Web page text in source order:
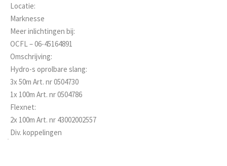
Locatie:
Marknesse
Meer inlichtingen bij:
OCFL – 06-45164891
Omschrijving:
Hydro-s oprolbare slang:
3x 50m Art. nr 0504730
1x 100m Art. nr 0504786
Flexnet:
2x 100m Art. nr 43002002557
Div. koppelingen